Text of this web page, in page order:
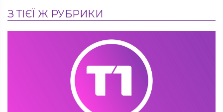
З ТІЄЇ Ж РУБРИКИ